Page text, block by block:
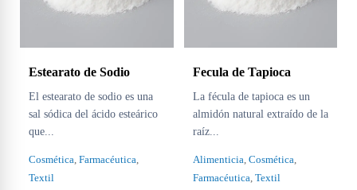
Estearato de Sodio
El estearato de sodio es una
sal sódica del ácido esteárico
que...
Cosmética, Farmacéutica,
Textil
Fecula de Tapioca
La fécula de tapioca es un
almidón natural extraído de la
raíz...
Alimenticia, Cosmética,
Farmacéutica, Textil